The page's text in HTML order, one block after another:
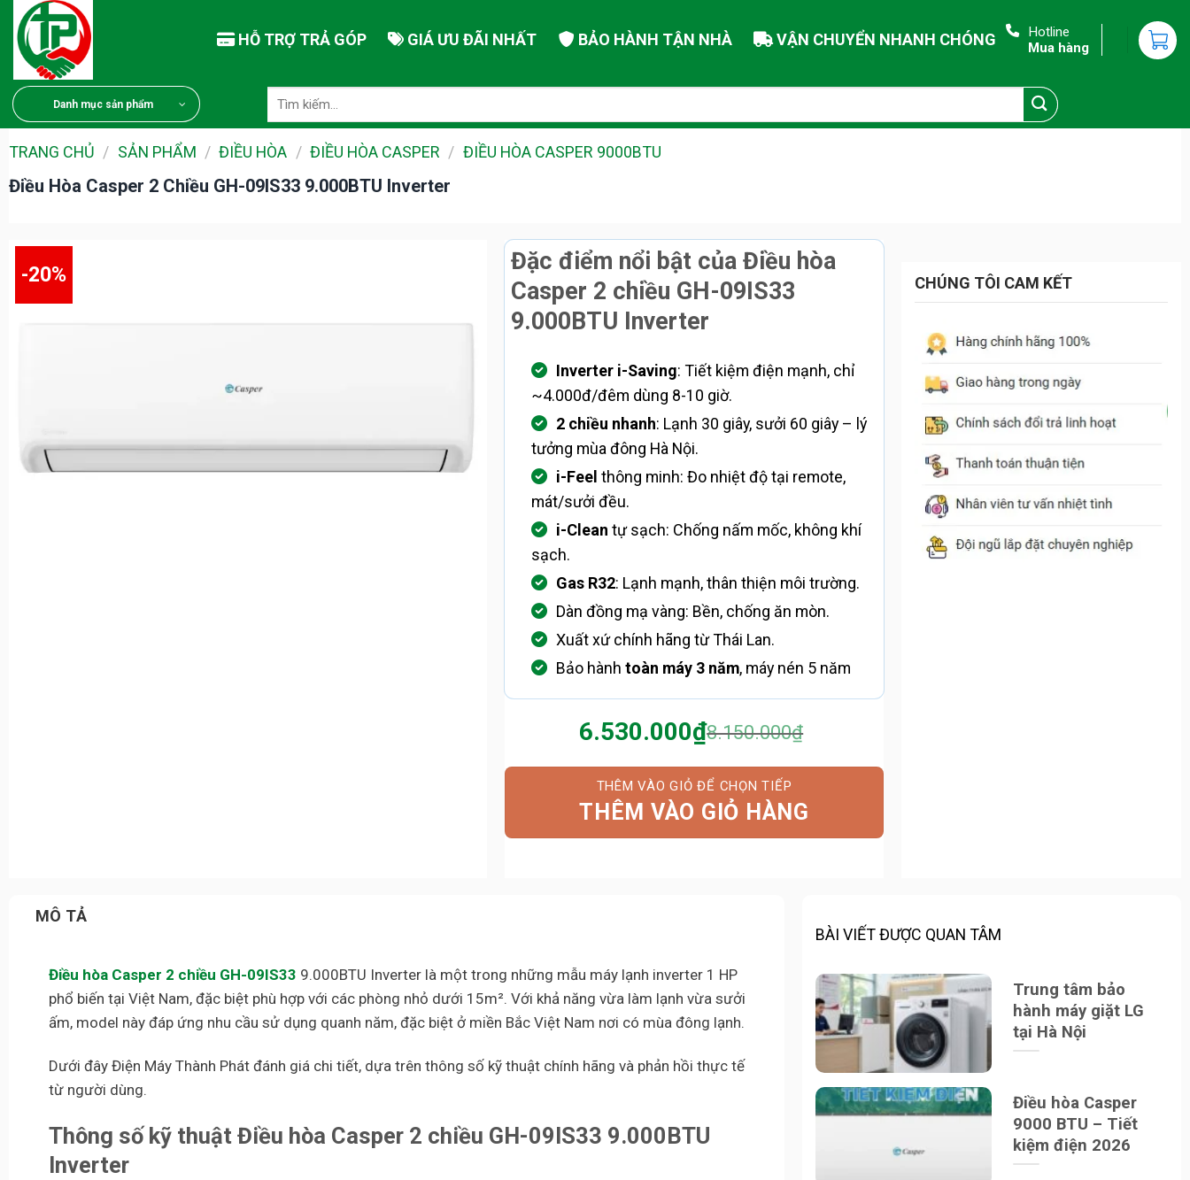
Chuyển
đến
dung
HỖ TRỢ TRẢ GÓP GIÁ ƯU ĐÃI NHẤT BẢO HÀNH TẬN NHÀ VẬN CHUYỂN NHANH CHÓNG
Hotline
Mua hàng
Danh mục sản phẩm
kiếm:
TRANG CHỦ / SẢN PHẨM / ĐIỀU HÒA / ĐIỀU HÒA CASPER / ĐIỀU HÒA CASPER 9000BTU
Điều Hòa Casper 2 Chiều GH-09IS33 9.000BTU Inverter
-20%
Đặc điểm nổi bật của Điều hòa
Casper 2 chiều GH-09IS33
9.000BTU Inverter
Inverter i-Saving: Tiết kiệm điện mạnh, chỉ
~4.000đ/đêm dùng 8-10 giờ.
2 chiều nhanh: Lạnh 30 giây, sưởi 60 giây – lý
tưởng mùa đông Hà Nội.
i-Feel thông minh: Đo nhiệt độ tại remote,
mát/sưởi đều.
i-Clean tự sạch: Chống nấm mốc, không khí
sạch.
Gas R32: Lạnh mạnh, thân thiện môi trường.
Dàn đồng mạ vàng: Bền, chống ăn mòn.
Xuất xứ chính hãng từ Thái Lan.
Bảo hànhtoàn máy 3 năm, máy nén 5 năm
8.150.000₫
Giá
gốc
là:
8.150.000₫.
6.530.000₫
Giá
hiện
tại
là:
6.530.000₫.
THÊM VÀO GIỎ HÀNG
CHÚNG TÔI CAM KẾT
MÔ TẢ
Điều hòa Casper 2 chiều GH-09IS33 9.000BTU Inverter là một trong những mẫu máy lạnh inverter 1 HP
phổ biến tại Việt Nam, đặc biệt phù hợp với các phòng nhỏ dưới 15m². Với khả năng vừa làm lạnh vừa sưởi
ấm, model này đáp ứng nhu cầu sử dụng quanh năm, đặc biệt ở miền Bắc Việt Nam nơi có mùa đông lạnh.
Dưới đây Điện Máy Thành Phát đánh giá chi tiết, dựa trên thông số kỹ thuật chính hãng và phản hồi thực tế
từ người dùng.
Thông số kỹ thuật Điều hòa Casper 2 chiều GH-09IS33 9.000BTU
Inverter
BÀI VIẾT ĐƯỢC QUAN TÂM
Trung tâm bảo
hành máy giặt LG
tại Hà Nội
Điều hòa Casper
9000 BTU – Tiết
kiệm điện 2026